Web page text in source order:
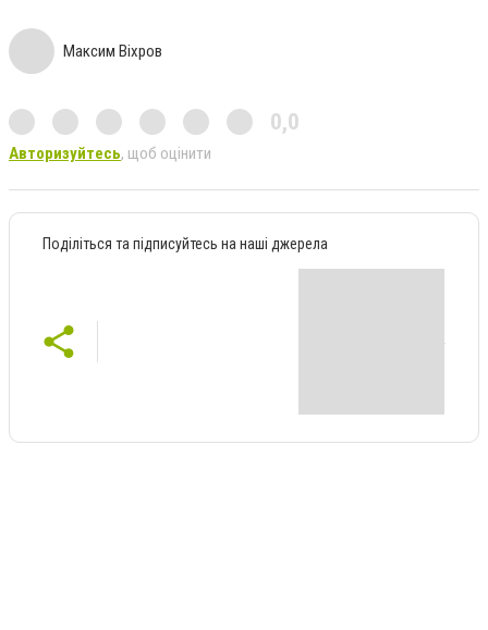
Максим Віхров
0,0
Авторизуйтесь, щоб оцінити
Поділіться та підписуйтесь на наші джерела